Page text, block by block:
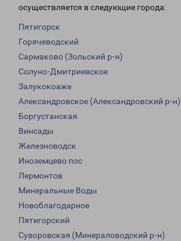
осуществляется в следующие города:
Пятигорск
Горячеводский
Сармаково (Зольский р-н)
Солуно-Дмитриевское
Залукокоаже
Александровское (Александровский р-н)
Боргустанская
Винсады
Железноводск
Иноземцево пос
Лермонтов
Минеральные Воды
Новоблагодарное
Пятигорский
Суворовская (Минераловодский р-н)